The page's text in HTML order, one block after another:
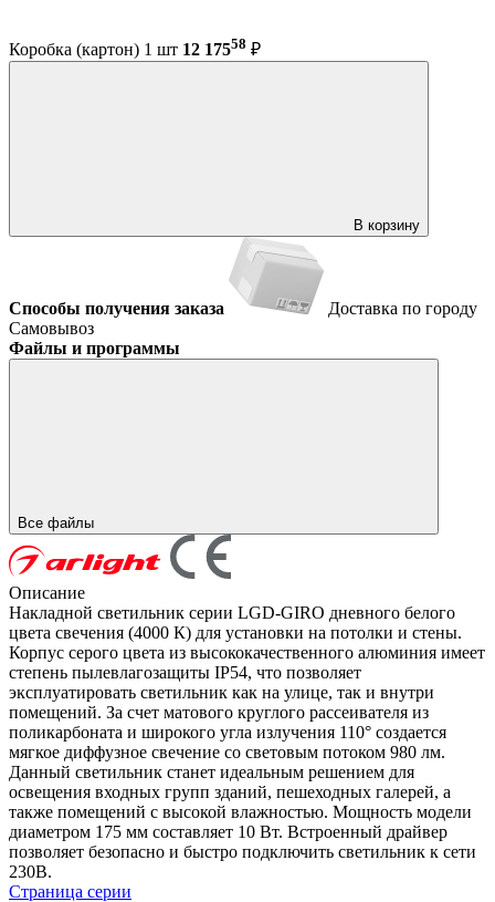
Коробка (картон) 1 шт 12 17558 ₽
В корзину
Способы получения заказа
Доставка по городу
Самовывоз
Файлы и программы
Все файлы
Описание
Накладной светильник серии LGD-GIRO дневного белого
цвета свечения (4000 К) для установки на потолки и стены.
Корпус серого цвета из высококачественного алюминия имеет
степень пылевлагозащиты IP54, что позволяет
эксплуатировать светильник как на улице, так и внутри
помещений. За счет матового круглого рассеивателя из
поликарбоната и широкого угла излучения 110° создается
мягкое диффузное свечение со световым потоком 980 лм.
Данный светильник станет идеальным решением для
освещения входных групп зданий, пешеходных галерей, а
также помещений с высокой влажностью. Мощность модели
диаметром 175 мм составляет 10 Вт. Встроенный драйвер
позволяет безопасно и быстро подключить светильник к сети
230В.
Страница серии